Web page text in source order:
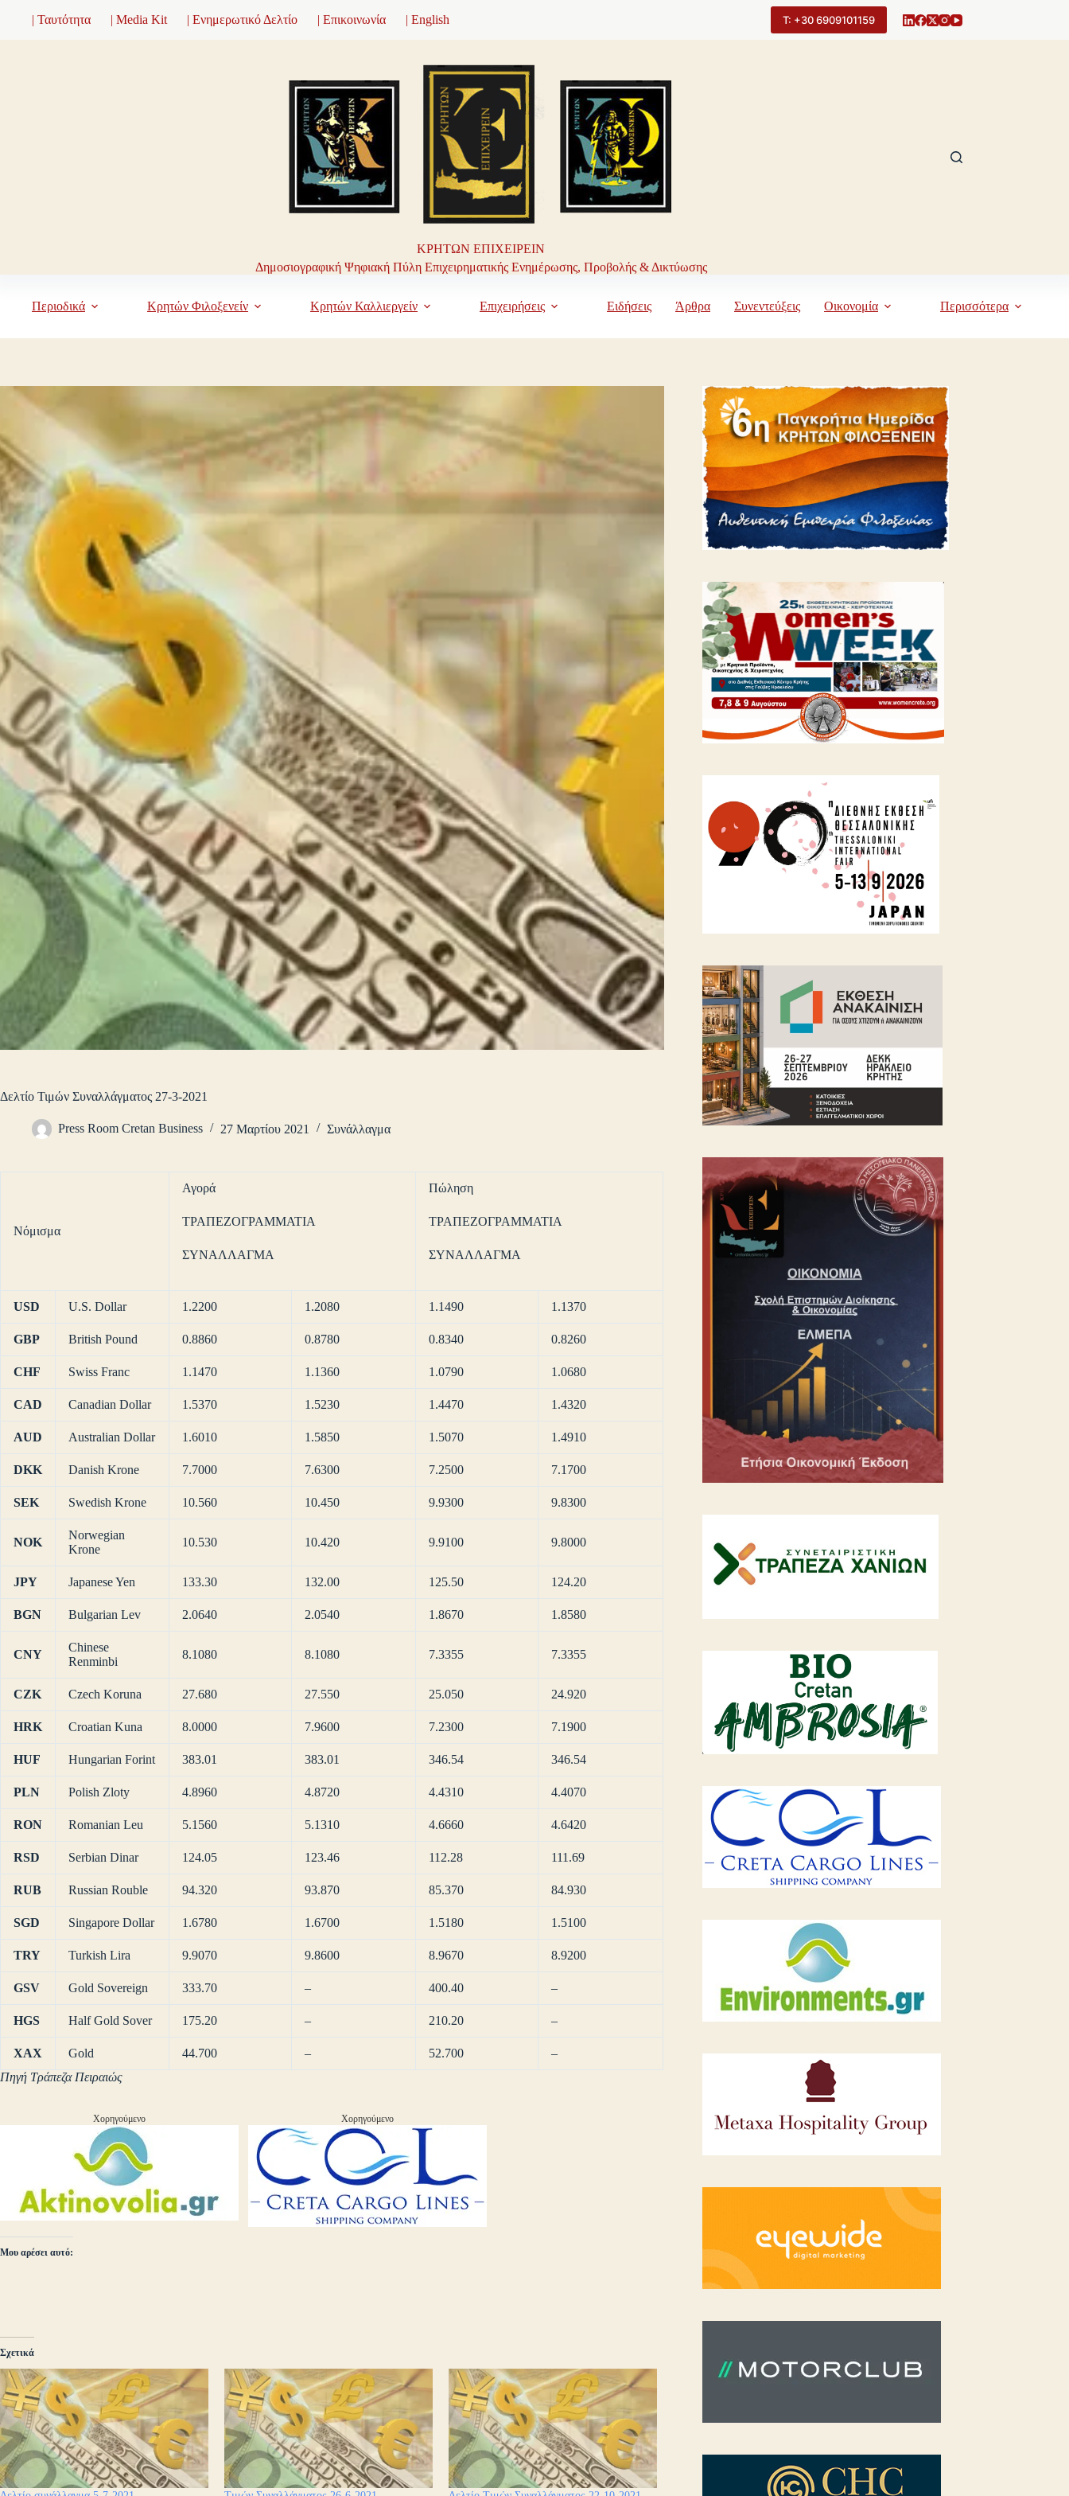
| Ταυτότητα | Media Kit | Ενημερωτικό Δελτίο | Επικοινωνία | English Τ: +30 6909101159
ΚΡΗΤΩΝ ΕΠΙΧΕΙΡΕΙΝ
Δημοσιογραφική Ψηφιακή Πύλη Επιχειρηματικής Ενημέρωσης, Προβολής & Δικτύωσης
Περιοδικά Κρητών Φιλοξενείν Κρητών Καλλιεργείν Επιχειρήσεις Ειδήσεις Άρθρα Συνεντεύξεις Οικονομία Περισσότερα
Δελτίο Τιμών Συναλλάγματος 27-3-2021
Press Room Cretan Business 27 Μαρτίου 2021 Συνάλλαγμα
Νόμισμα
Αγορά
ΤΡΑΠΕΖΟΓΡΑΜΜΑΤΙΑ
ΣΥΝΑΛΛΑΓΜΑ
Πώληση
ΤΡΑΠΕΖΟΓΡΑΜΜΑΤΙΑ
ΣΥΝΑΛΛΑΓΜΑ
USD U.S. Dollar 1.2200 1.2080 1.1490 1.1370
GBP British Pound 0.8860 0.8780 0.8340 0.8260
CHF Swiss Franc 1.1470 1.1360 1.0790 1.0680
CAD Canadian Dollar 1.5370 1.5230 1.4470 1.4320
AUD Australian Dollar 1.6010 1.5850 1.5070 1.4910
DKK Danish Krone 7.7000 7.6300 7.2500 7.1700
SEK Swedish Krone 10.560 10.450 9.9300 9.8300
NOK
Norwegian
Krone
10.530 10.420 9.9100 9.8000
JPY Japanese Yen 133.30 132.00 125.50 124.20
BGN Bulgarian Lev 2.0640 2.0540 1.8670 1.8580
CNY
Chinese
Renminbi
8.1080 8.1080 7.3355 7.3355
CZK Czech Koruna 27.680 27.550 25.050 24.920
HRK Croatian Kuna 8.0000 7.9600 7.2300 7.1900
HUF Hungarian Forint 383.01 383.01 346.54 346.54
PLN Polish Zloty 4.8960 4.8720 4.4310 4.4070
RON Romanian Leu 5.1560 5.1310 4.6660 4.6420
RSD Serbian Dinar 124.05 123.46 112.28 111.69
RUB Russian Rouble 94.320 93.870 85.370 84.930
SGD Singapore Dollar 1.6780 1.6700 1.5180 1.5100
TRY Turkish Lira 9.9070 9.8600 8.9670 8.9200
GSV Gold Sovereign 333.70 – 400.40 –
HGS Half Gold Sover 175.20 – 210.20 –
XAX Gold 44.700 – 52.700
–
Πηγή Τράπεζα Πειραιώς
Χορηγούμενο Χορηγούμενο
Μου αρέσει αυτό:
Σχετικά